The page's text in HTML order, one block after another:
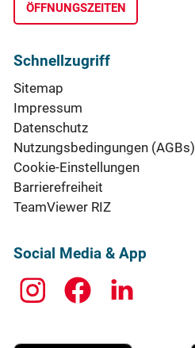
ÖFFNUNGSZEITEN
Schnellzugriff
Sitemap
Impressum
Datenschutz
Nutzungsbedingungen (AGBs)
Cookie-Einstellungen
Barrierefreiheit
TeamViewer RIZ
Social Media & App